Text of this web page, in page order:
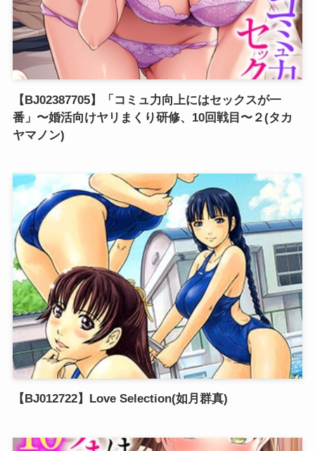
【BJ02387705】「コミュ力向上にはセックスが一
番」〜婚活向けヤリまくり研修、10回戦目〜２(タカ
ヤマノン)
【BJ012722】Love Selection(如月群真)